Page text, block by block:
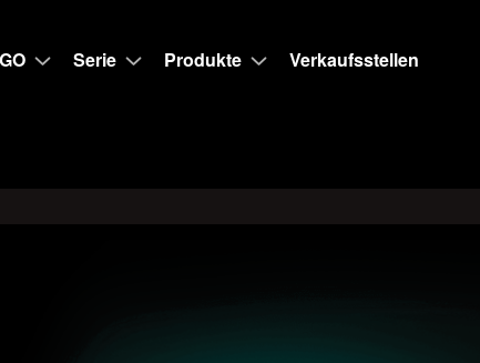
Serie Produkte Verkaufsstellen